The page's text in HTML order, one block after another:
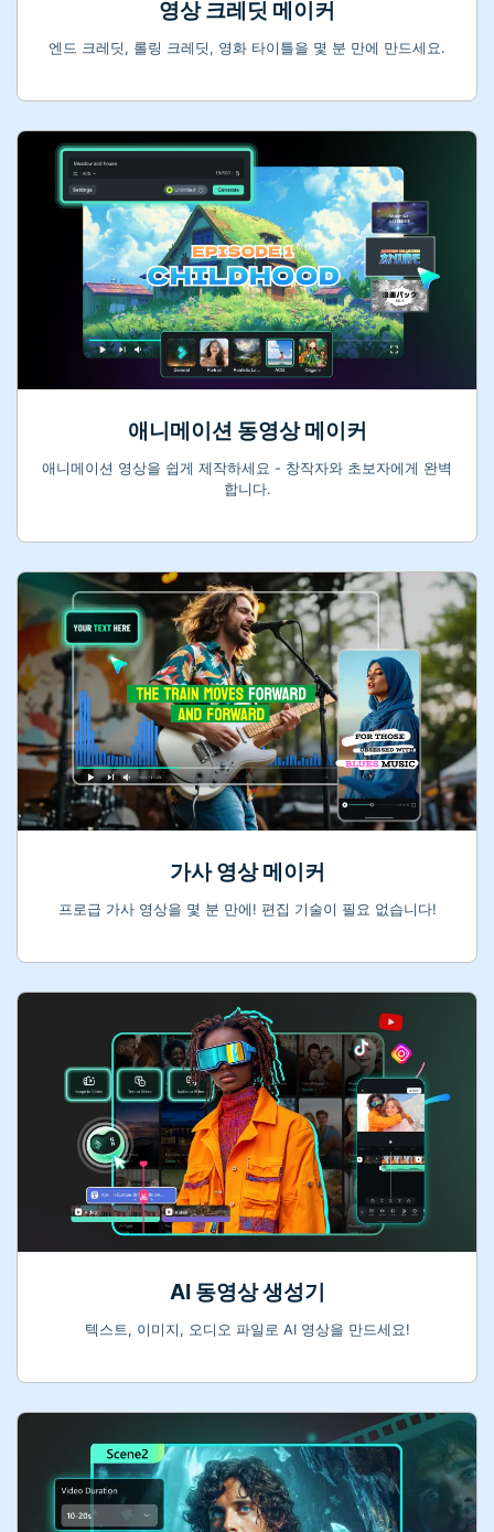
영상 크레딧 메이커
엔드 크레딧, 롤링 크레딧, 영화 타이틀을 몇 분 만에 만드세요.
애니메이션 동영상 메이커
애니메이션 영상을 쉽게 제작하세요 - 창작자와 초보자에게 완벽
합니다.
가사 영상 메이커
프로급 가사 영상을 몇 분 만에! 편집 기술이 필요 없습니다!
AI 동영상 생성기
텍스트, 이미지, 오디오 파일로 AI 영상을 만드세요!